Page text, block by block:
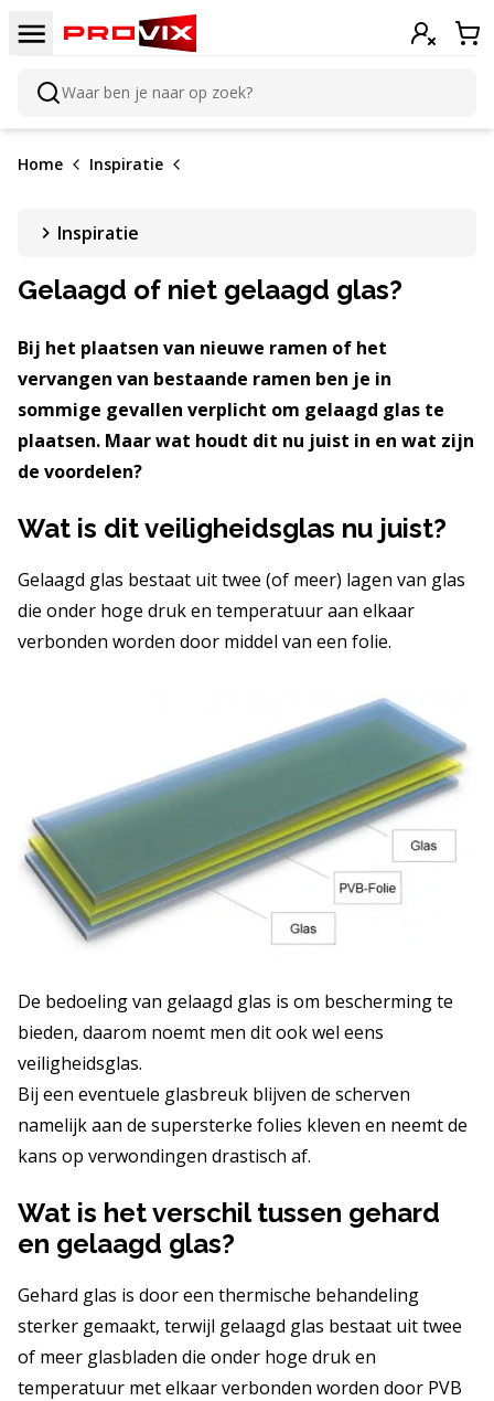
Doorgaan naar de inhoud
Menu
Zoeken
Waar ben je naar op zoek?
Inloggen
Home Inspiratie
Inspiratie
Gelaagd of niet gelaagd glas?
Bij het plaatsen van nieuwe ramen of het
vervangen van bestaande ramen ben je in
sommige gevallen verplicht om gelaagd glas te
plaatsen. Maar wat houdt dit nu juist in en wat zijn
de voordelen?
Wat is dit veiligheidsglas nu juist?
Gelaagd glas bestaat uit twee (of meer) lagen van glas
die onder hoge druk en temperatuur aan elkaar
verbonden worden door middel van een folie.
De bedoeling van gelaagd glas is om bescherming te
bieden, daarom noemt men dit ook wel eens
veiligheidsglas.
Bij een eventuele glasbreuk blijven de scherven
namelijk aan de supersterke folies kleven en neemt de
kans op verwondingen drastisch af.
Wat is het verschil tussen gehard
en gelaagd glas?
Gehard glas is door een thermische behandeling
sterker gemaakt, terwijl gelaagd glas bestaat uit twee
of meer glasbladen die onder hoge druk en
temperatuur met elkaar verbonden worden door PVB